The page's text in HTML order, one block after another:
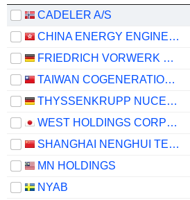
CADELER A/S
CHINA ENERGY ENGINEERING CORPORATION LIMITED
FRIEDRICH VORWERK GROUP SE
TAIWAN COGENERATION CORPORATION
THYSSENKRUPP NUCERA AG & CO. KGAA
WEST HOLDINGS CORPORATION
SHANGHAI NENGHUI TECHNOLOGY CO.,LTD.
MN HOLDINGS
NYAB